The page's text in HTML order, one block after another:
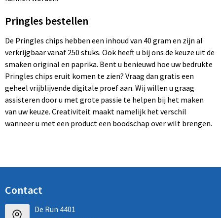
Pringles bestellen
De Pringles chips hebben een inhoud van 40 gram en zijn al
verkrijgbaar vanaf 250 stuks. Ook heeft u bij ons de keuze uit de
smaken original en paprika. Bent u benieuwd hoe uw bedrukte
Pringles chips eruit komen te zien? Vraag dan gratis een
geheel vrijblijvende digitale proef aan. Wij willen u graag
assisteren door u met grote passie te helpen bij het maken
van uw keuze. Creativiteit maakt namelijk het verschil
wanneer u met een product een boodschap over wilt brengen.
Contact
De Run 4401